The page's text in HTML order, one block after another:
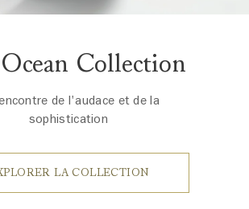
Collection
de l'audace et de la
sophistication
LA COLLECTION